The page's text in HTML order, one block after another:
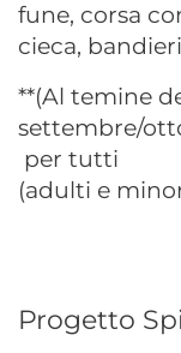
fune, corsa
cieca,
**(Al temine
settembre/
per tutti
(adulti e
Progetto